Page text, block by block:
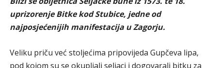
uprizorenje Bitke kod Stubice, jedne od
najposjećenijih manifestacija u Zagorju.
Veliku priču već stoljećima pripovijeda Gupčeva lipa,
pod kojom su se okupljali seljaci i dogovarali bitku za